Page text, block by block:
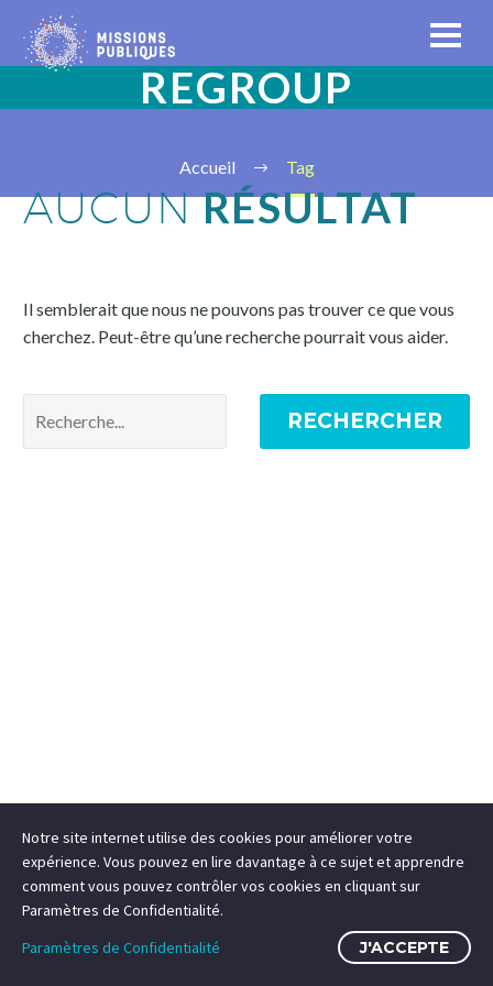
REGROUP
Accueil Tag
AUCUNRÉSULTAT
Il semblerait que nous ne pouvons pas trouver ce que vous
cherchez. Peut-être qu’une recherche pourrait vous aider.
RECHERCHER
Notre site internet utilise des cookies pour améliorer votre
expérience. Vous pouvez en lire davantage à ce sujet et apprendre
comment vous pouvez contrôler vos cookies en cliquant sur
Paramètres de Confidentialité.
Paramètres de Confidentialité
J'ACCEPTE